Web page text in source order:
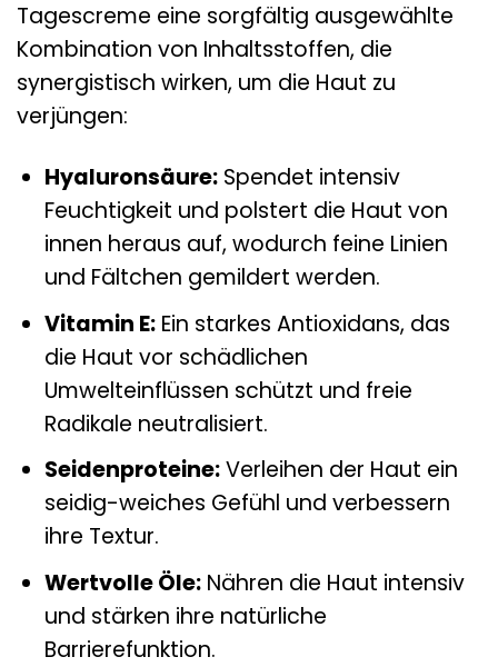
Tagescreme eine sorgfältig ausgewählte
Kombination von Inhaltsstoffen, die
synergistisch wirken, um die Haut zu
verjüngen:
Hyaluronsäure:Spendet intensiv
Feuchtigkeit und polstert die Haut von
innen heraus auf, wodurch feine Linien
und Fältchen gemildert werden.
Vitamin E:Ein starkes Antioxidans, das
die Haut vor schädlichen
Umwelteinflüssen schützt und freie
Radikale neutralisiert.
Seidenproteine:Verleihen der Haut ein
seidig-weiches Gefühl und verbessern
ihre Textur.
Wertvolle Öle:Nähren die Haut intensiv
und stärken ihre natürliche
Barrierefunktion.